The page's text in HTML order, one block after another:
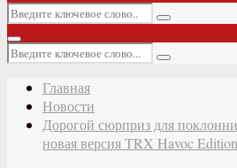
Искать:
Поиск
Основное
меню
Искать:
Поиск
Главная
Новости
Дорогой сюрприз для
новая версия TRX Havoc Edition